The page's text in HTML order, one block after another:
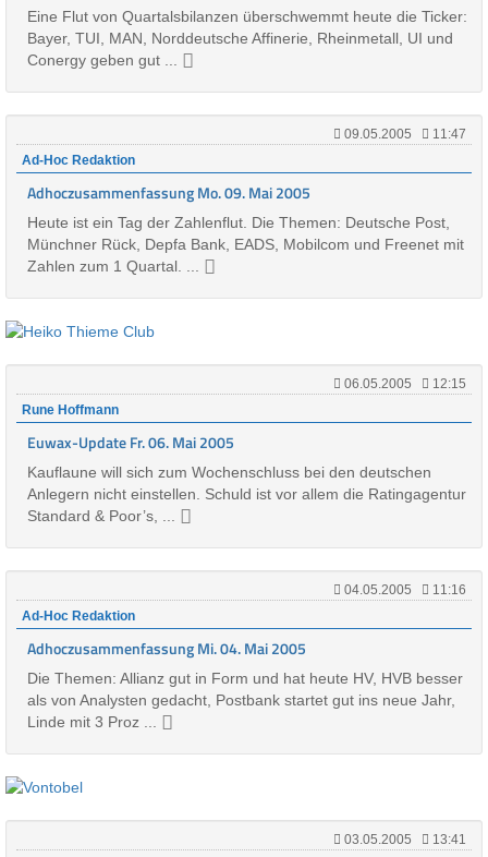
Eine Flut von Quartalsbilanzen überschwemmt heute die Ticker:
Bayer, TUI, MAN, Norddeutsche Affinerie, Rheinmetall, UI und
Conergy geben gut ...
09.05.2005
11:47
Ad-Hoc Redaktion
Adhoczusammenfassung Mo. 09. Mai 2005
Heute ist ein Tag der Zahlenflut. Die Themen: Deutsche Post,
Münchner Rück, Depfa Bank, EADS, Mobilcom und Freenet mit
Zahlen zum 1 Quartal. ...
06.05.2005
12:15
Rune Hoffmann
Euwax-Update Fr. 06. Mai 2005
Kauflaune will sich zum Wochenschluss bei den deutschen
Anlegern nicht einstellen. Schuld ist vor allem die Ratingagentur
Standard & Poor’s, ...
04.05.2005
11:16
Ad-Hoc Redaktion
Adhoczusammenfassung Mi. 04. Mai 2005
Die Themen: Allianz gut in Form und hat heute HV, HVB besser
als von Analysten gedacht, Postbank startet gut ins neue Jahr,
Linde mit 3 Proz ...
03.05.2005
13:41